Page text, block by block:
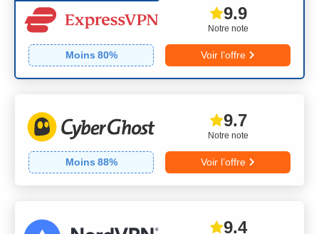
Notre note
9.9
Moins 80% Voir l’offre
Notre note
9.7
Moins 88% Voir l’offre
9.4